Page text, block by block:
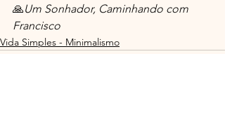
🙏Um Sonhador, Caminhando com
Francisco
Vida Simples - Minimalismo